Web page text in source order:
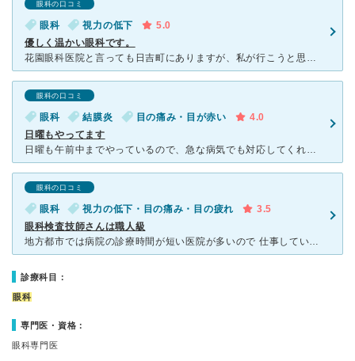
眼科の口コミ
眼科 視力の低下
5.0
優しく温かい眼科です。
花園眼科医院と言っても日吉町にありますが、私が行こうと思ったキッカケは 日曜診療がある事が1番のキッカケでした。 時間帯や日曜の日にちなどの変更もある為、日曜に受診される場合いは電話確認が確実です。
眼科の口コミ
眼科 結膜炎 目の痛み・目が赤い
4.0
日曜もやってます
日曜も午前中までやっているので、急な病気でも対応してくれます。 時間帯によると思いますが、5時過ぎに行くとすいているので、待ち時間もそんなにありません。 視力検査・眼圧検査等もスムーズにやってくれ
眼科の口コミ
眼科 視力の低下・目の痛み・目の疲れ
3.5
眼科検査技師さんは職人級
地方都市では病院の診療時間が短い医院が多いので 仕事している人がなるべく遅刻・早退・休みを取らず通院するのは結構大変です。 土曜もやっているだけでもありがたいですが、こちらは日曜AMの診療もあると
診療科目：
眼科
専門医・資格：
眼科専門医